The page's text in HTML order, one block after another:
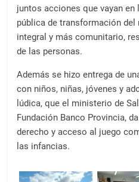
juntos acciones que vayan
pública de transformación del
integral y más comunitario,
de las personas.
Además se hizo entrega de
con niños, niñas, jóvenes y
lúdica, que el ministerio de
Fundación Banco Provincia,
derecho y acceso al juego
las infancias.